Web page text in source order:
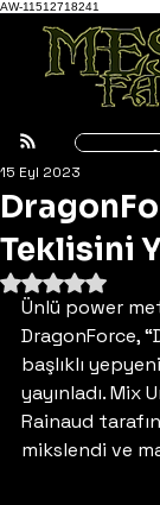
AW-11512718241
Teklisini
15 Eyl 2023
5 üzerinden
Ünlü power
DragonForce,
başlıklı
yayınladı. Mix
Rainaud
mikslendi ve